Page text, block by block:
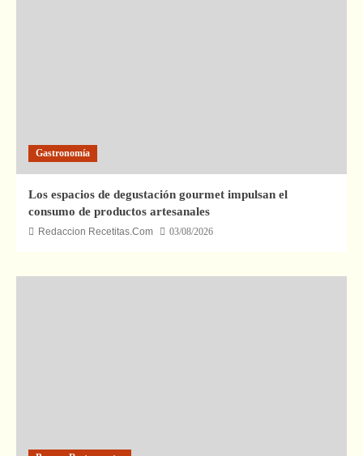
Gastronomía
Los espacios de degustación gourmet impulsan el
consumo de productos artesanales
Redaccion Recetitas.Com 03/08/2026